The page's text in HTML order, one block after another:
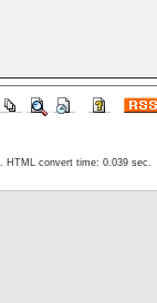
. HTML convert time: 0.039 sec.